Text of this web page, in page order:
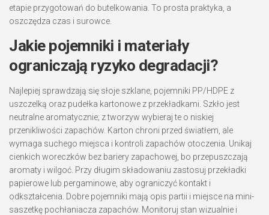
etapie przygotowań do butelkowania. To prosta praktyka, a
oszczędza czas i surowce.
Jakie pojemniki i materiały
ograniczają ryzyko degradacji?
Najlepiej sprawdzają się słoje szklane, pojemniki PP/HDPE z
uszczelką oraz pudełka kartonowe z przekładkami. Szkło jest
neutralne aromatycznie; z tworzyw wybieraj te o niskiej
przenikliwości zapachów. Karton chroni przed światłem, ale
wymaga suchego miejsca i kontroli zapachów otoczenia. Unikaj
cienkich woreczków bez bariery zapachowej, bo przepuszczają
aromaty i wilgoć. Przy długim składowaniu zastosuj przekładki
papierowe lub pergaminowe, aby ograniczyć kontakt i
odkształcenia. Dobre pojemniki mają opis partii i miejsce na mini-
saszetkę pochłaniacza zapachów. Monitoruj stan wizualnie i